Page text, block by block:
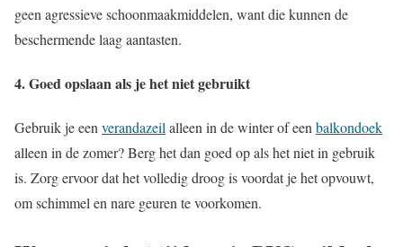
geen agressieve schoonmaakmiddelen, want die kunnen de
beschermende laag aantasten.
4. Goed opslaan als je het niet gebruikt
Gebruik je eenverandazeilalleen in de winter of eenbalkondoek
alleen in de zomer? Berg het dan goed op als het niet in gebruik
is. Zorg ervoor dat het volledig droog is voordat je het opvouwt,
om schimmel en nare geuren te voorkomen.